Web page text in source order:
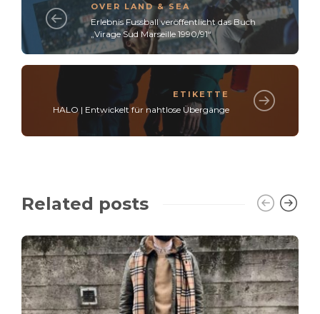
OVER LAND & SEA
Erlebnis Fussball veröffentlicht das Buch
„Virage Sud Marseille 1990/91“
ETIKETTE
HALO | Entwickelt für nahtlose Übergänge
Related posts